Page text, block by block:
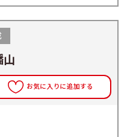
山
お気に入りに追加する